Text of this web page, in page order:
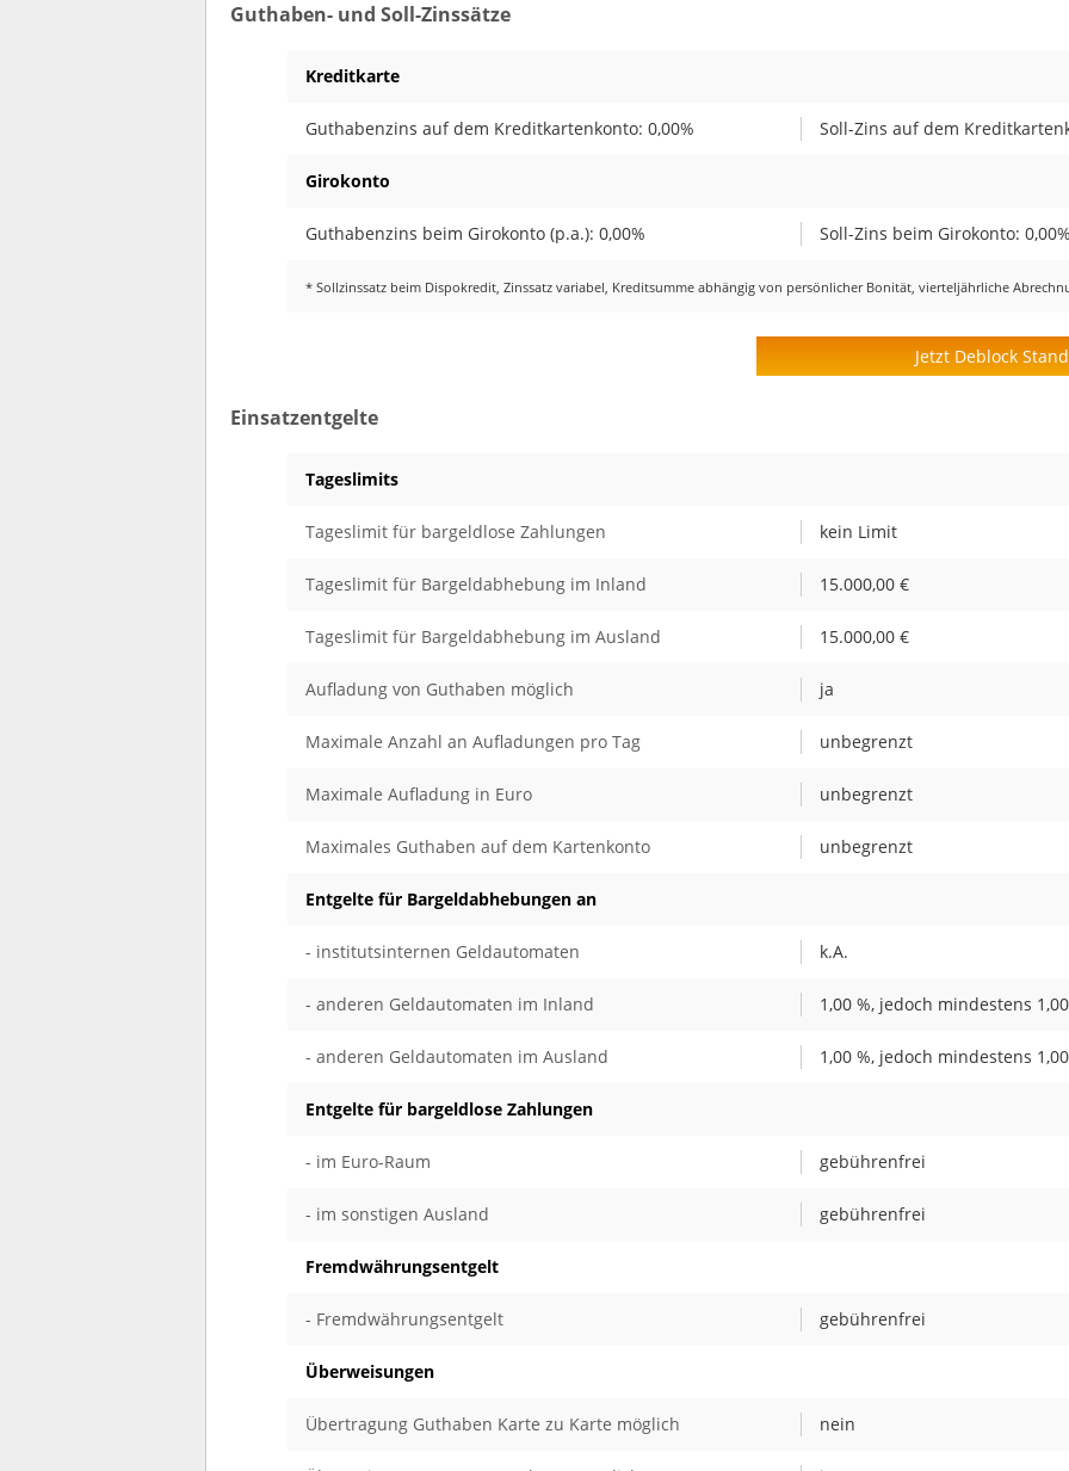
Guthaben- und Soll-Zinssätze
Kreditkarte
Guthabenzins auf dem Kreditkartenkonto: 0,00% Soll-Zins auf dem
Girokonto
Guthabenzins beim Girokonto (p.a.): 0,00% Soll-Zins beim Girokonto:
* Sollzinssatz beim Dispokredit, Zinssatz variabel, Kreditsumme abhängig von persönlicher Bonität, vierteljährliche
Jetzt Deblock
Einsatzentgelte
Tageslimits
Tageslimit für bargeldlose Zahlungen kein Limit
Tageslimit für Bargeldabhebung im Inland 15.000,00 €
Tageslimit für Bargeldabhebung im Ausland 15.000,00 €
Aufladung von Guthaben möglich ja
Maximale Anzahl an Aufladungen pro Tag unbegrenzt
Maximale Aufladung in Euro unbegrenzt
Maximales Guthaben auf dem Kartenkonto unbegrenzt
Entgelte für Bargeldabhebungen an
- institutsinternen Geldautomaten k.A.
- anderen Geldautomaten im Inland 1,00 %, jedoch mindestens
- anderen Geldautomaten im Ausland 1,00 %, jedoch mindestens
Entgelte für bargeldlose Zahlungen
- im Euro-Raum gebührenfrei
- im sonstigen Ausland gebührenfrei
Fremdwährungsentgelt
- Fremdwährungsentgelt gebührenfrei
Überweisungen
Übertragung Guthaben Karte zu Karte möglich nein